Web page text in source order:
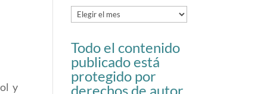
y
Archivo
blog
Todo el contenido
publicado está
protegido por
derechos de autor